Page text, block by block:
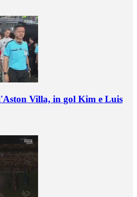
Villa, in gol Kim e Luis